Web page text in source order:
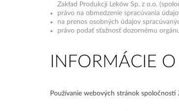
Zakład Produkcji Leków Sp. z o.o.
právo na obmedzenie spracúvania
na prenos osobných údajov
právo podať sťažnosť dozornému
INFORMÁCIE
Používanie webových stránok spoločnosti